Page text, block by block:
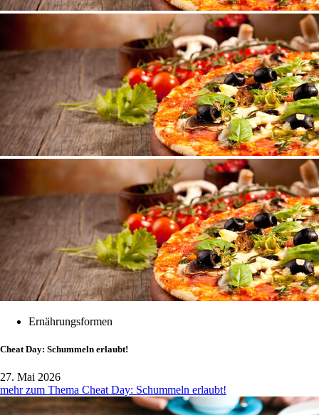
Ernährungsformen
Cheat Day: Schummeln erlaubt!
27. Mai 2026
mehr zum Thema Cheat Day: Schummeln erlaubt!